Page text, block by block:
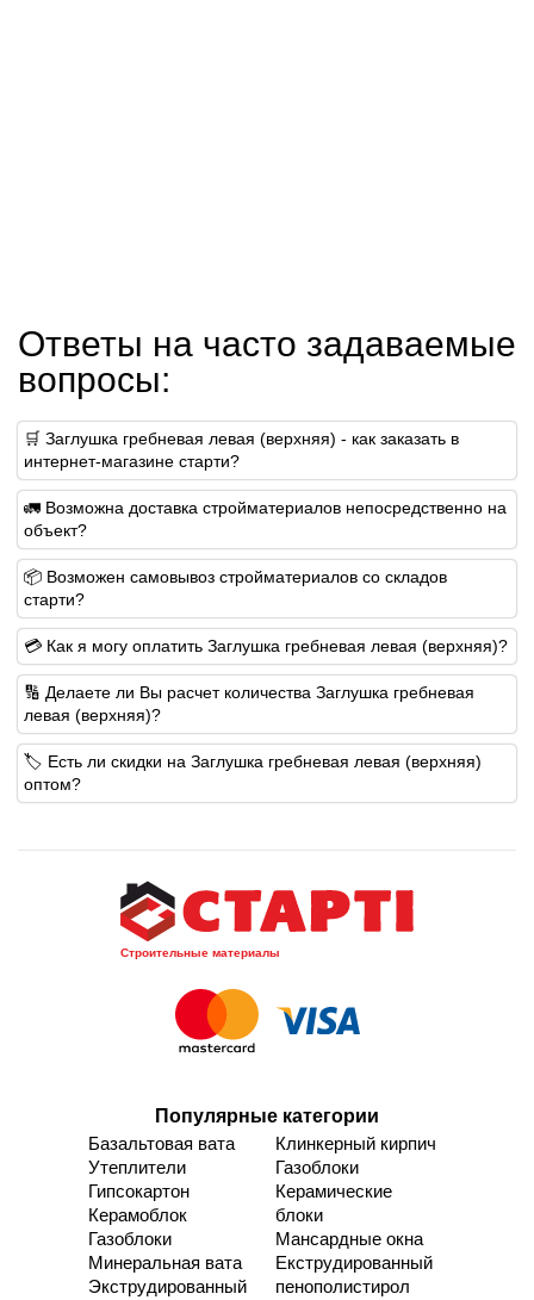
Ответы на часто задаваемые
вопросы:
🛒 Заглушка гребневая левая (верхняя) - как заказать в
интернет-магазине старти?
🚛 Возможна доставка стройматериалов непосредственно на
объект?
📦 Возможен самовывоз стройматериалов со складов
старти?
💳 Как я могу оплатить Заглушка гребневая левая (верхняя)?
🔢 Делаете ли Вы расчет количества Заглушка гребневая
левая (верхняя)?
🏷️ Есть ли скидки на Заглушка гребневая левая (верхняя)
оптом?
Строительные материалы
Популярные категории
Базальтовая вата
Утеплители
Гипсокартон
Керамоблок
Газоблоки
Минеральная вата
Экструдированный
Клинкерный кирпич
Газоблоки
Керамические
блоки
Мансардные окна
Екструдированный
пенополистирол